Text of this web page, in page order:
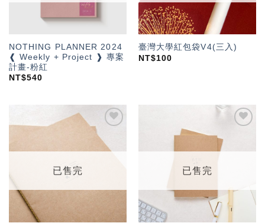
NOTHING PLANNER 2024
❰ Weekly + Project ❱ 專案
計畫-粉紅
NT$540
臺灣大學紅包袋V4(三入)
NT$100
望輕
已售完
望輕
已售完